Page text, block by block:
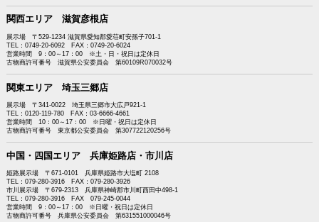
関西エリア 滋賀彦根店
展示場 〒529-1234 滋賀県愛知郡愛荘町安孫子701-1
TEL：0749-20-6092 FAX：0749-20-6024
営業時間 9：00～17：00 ※土・日・祝日は定休日
古物商許可番号 滋賀県公安委員会 第60109R070032号
関東エリア 埼玉三郷店
展示場 〒341-0022 埼玉県三郷市大広戸921-1
TEL：0120-119-780 FAX：03-6666-4661
営業時間 10：00～17：00 ※日曜・祝日は定休日
古物商許可番号 東京都公安委員会 第307722120256号
中国・四国エリア 兵庫姫路店・市川店
姫路展示場 〒671-0101 兵庫県姫路市大塩町 2108
TEL：079-280-3916 FAX：079-280-3926
市川展示場 〒679-2313 兵庫県神崎郡市川町西田中498-1
TEL：079-280-3916 FAX 079-245-0044
営業時間 9：00～17：00 ※日曜・祝日は定休日
古物商許可番号 兵庫県公安委員会 第631551000046号